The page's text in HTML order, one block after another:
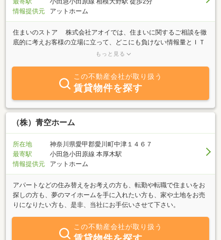
情報提供元
アットホーム
住まいのストア 株式会社アオイでは、住まいに関するご相談を徹
底的に考えお客様の立場に立って、どこにも負けない情報量とＩＴ
を利用したオンライン検索機により、いち早くお客様のご要望にお
社、住み替えるなら不動産会社、リフォームならリフォーム会社と
目的に応じてその会社に相談しているのが現状だと思いますが、長
年の知識と質の高いスタッフによりお客様が求めているものを的確
に察知し、確実なトータルアドバイスを心がけ、お客様の「夢」を
実現できるよう日々業務を行っております。 HPリニューアル致し
ました!!ＨＰへのリンクボタンがページ右上にございます。是非ご覧
もっと見る
この不動産会社が取り扱う
賃貸物件を探す
（株）青空ホーム
所在地
神奈川県愛甲郡愛川町中津１４６７
最寄駅
小田急小田原線 本厚木駅
情報提供元
アットホーム
アパートなどの住み替えをお考えの方も、転勤や転職で住まいをお
探しの方も、夢のマイホームを手に入れたい方も、家や土地をお売
りになりたい方も、是非、当社にお手伝いさせて下さい。
この不動産会社が取り扱う